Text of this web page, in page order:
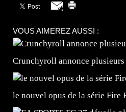
VOUS AIMEREZ AUSSI :
Crunchyroll annonce
le nouvel opus de la série Fire